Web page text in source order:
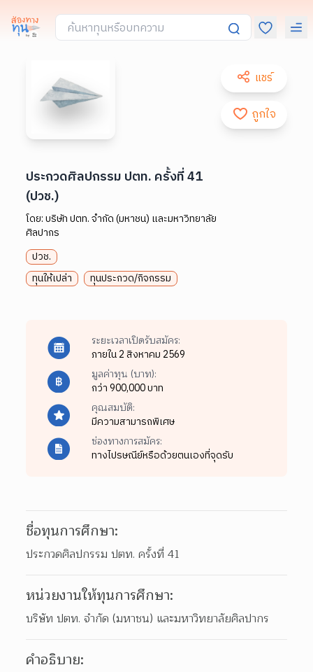
แชร์
ถูกใจ
ประกวดศิลปกรรม ปตท. ครั้งที่ 41
(ปวช.)
โดย:บริษัท ปตท. จำกัด (มหาชน) และมหาวิทยาลัย
ศิลปากร
ปวช.
ทุนให้เปล่า
ทุนประกวด/กิจกรรม
ระยะเวลาเปิดรับสมัคร:
ภายใน 2 สิงหาคม 2569
มูลค่าทุน (บาท):
กว่า 900,000 บาท
คุณสมบัติ:
มีความสามารถพิเศษ
ช่องทางการสมัคร:
ทางไปรษณีย์หรือด้วยตนเองที่จุดรับ
ชื่อทุนการศึกษา:
ประกวดศิลปกรรม ปตท. ครั้งที่ 41
หน่วยงานให้ทุนการศึกษา:
บริษัท ปตท. จำกัด (มหาชน) และมหาวิทยาลัยศิลปากร
คำอธิบาย: